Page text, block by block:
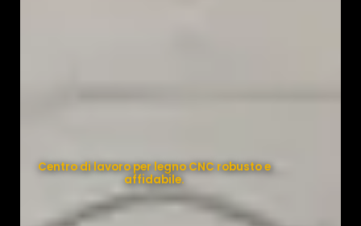
Centro di lavoro per legno CNC robusto e
affidabile.